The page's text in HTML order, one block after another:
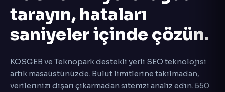
tarayın, hataları
saniyeler içinde çözün.
KOSGEB ve Teknopark destekli yerli SEO teknolojisi
artık masaüstünüzde. Bulut limitlerine takılmadan,
verilerinizi dışarı çıkarmadan sitenizi analiz edin. 550